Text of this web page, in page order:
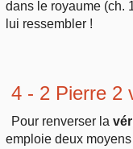
dans le royaume (ch.
lui ressembler !
4 - 2 Pierre 2
Pour renverser la
emploie deux